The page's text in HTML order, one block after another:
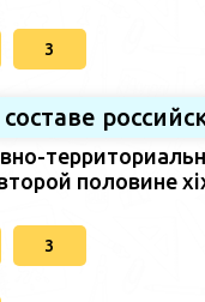
3
составе
половине
3